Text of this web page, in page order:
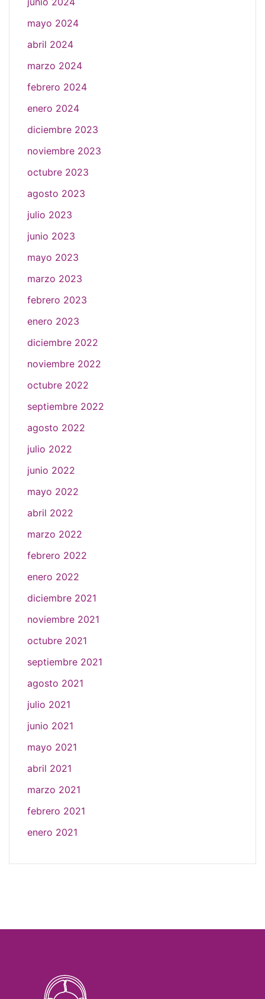
mayo 2024
abril 2024
marzo 2024
febrero 2024
enero 2024
diciembre 2023
noviembre 2023
octubre 2023
agosto 2023
julio 2023
junio 2023
mayo 2023
marzo 2023
febrero 2023
enero 2023
diciembre 2022
noviembre 2022
octubre 2022
septiembre 2022
agosto 2022
julio 2022
junio 2022
mayo 2022
abril 2022
marzo 2022
febrero 2022
enero 2022
diciembre 2021
noviembre 2021
octubre 2021
septiembre 2021
agosto 2021
julio 2021
junio 2021
mayo 2021
abril 2021
marzo 2021
febrero 2021
enero 2021